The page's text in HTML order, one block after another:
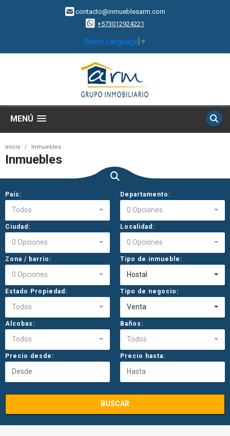
contacto@inmueblesarm.com
+573012924221
Select Language ▼
MENÚ
Inicio Inmuebles
Inmuebles
País:
Todos
Departamento:
0 Opciones
Ciudad:
0 Opciones
Localidad:
0 Opciones
Zona / barrio:
0 Opciones
Tipo de inmueble:
Hostal
Estado Propiedad:
Todos
Tipo de negocio:
Venta
Alcobas:
Todos
Baños:
Todos
Precio desde: Precio hasta:
BUSCAR